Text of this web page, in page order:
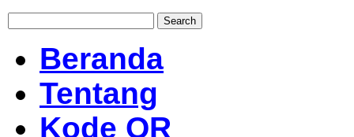
for:
Beranda
Tentang
Kode QR